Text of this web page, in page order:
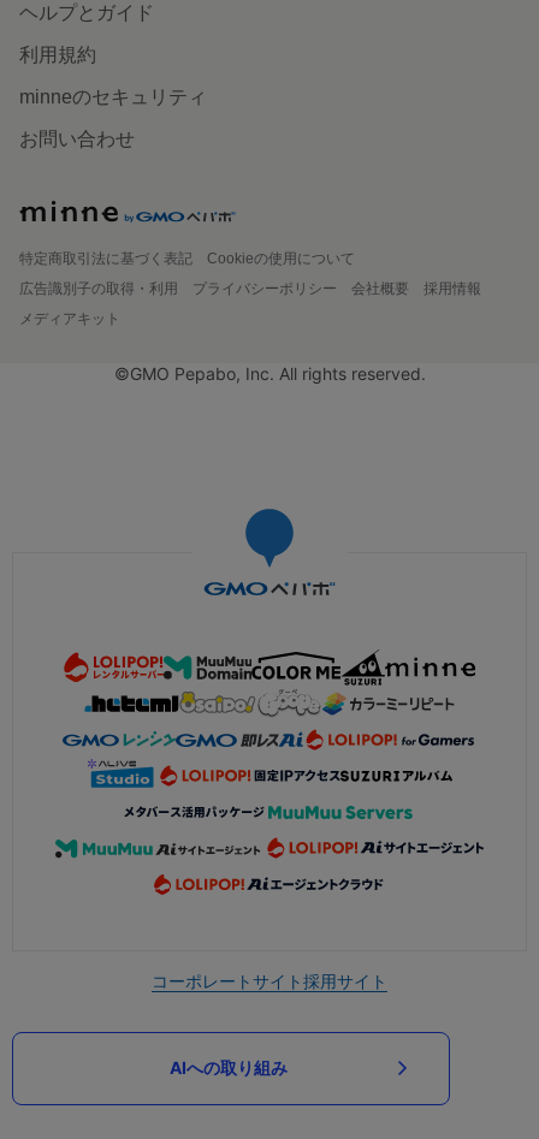
ヘルプとガイド
利用規約
minneのセキュリティ
お問い合わせ
特定商取引法に基づく表記
Cookieの使用について
広告識別子の取得・利用
プライバシーポリシー 会社概要
採用情報
メディアキット
©GMO Pepabo, Inc. All rights reserved.
コーポレートサイト採用サイト
AIへの取り組み